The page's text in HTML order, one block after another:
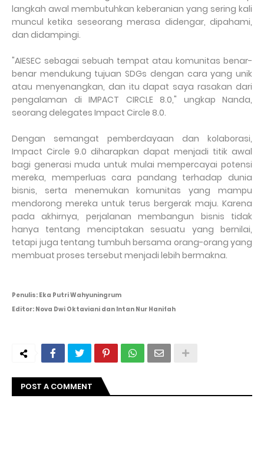
langkah awal membutuhkan keberanian yang sering kali
muncul ketika seseorang merasa didengar, dipahami,
dan didampingi.
"AIESEC sebagai sebuah tempat atau komunitas benar-
benar mendukung tujuan SDGs dengan cara yang unik
atau menyenangkan, dan itu dapat saya rasakan dari
pengalaman di IMPACT CIRCLE 8.0," ungkap Nanda,
seorang delegates Impact Circle 8.0.
Dengan semangat pemberdayaan dan kolaborasi,
Impact Circle 9.0 diharapkan dapat menjadi titik awal
bagi generasi muda untuk mulai mempercayai potensi
mereka, memperluas cara pandang terhadap dunia
bisnis, serta menemukan komunitas yang mampu
mendorong mereka untuk terus bergerak maju. Karena
pada akhirnya, perjalanan membangun bisnis tidak
hanya tentang menciptakan sesuatu yang bernilai,
tetapi juga tentang tumbuh bersama orang-orang yang
membuat proses tersebut menjadi lebih bermakna.
Penulis: Eka Putri Wahyuningrum
Editor: Nova Dwi Oktaviani dan Intan Nur Hanifah
POST A COMMENT